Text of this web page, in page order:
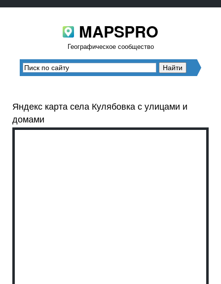
MAPSPRO
Географическое сообщество
Яндекс карта села Кулябовка с улицами и
домами